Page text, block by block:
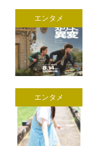
エンタメ
エンタメ